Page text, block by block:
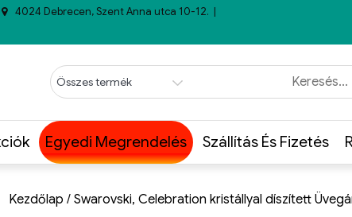
4024 Debrecen, Szent Anna utca 10-12.
Egyedi Megrendelés Szállítás És Fizetés
Kezdőlap / Swarovski, Celebration kristállyal díszített